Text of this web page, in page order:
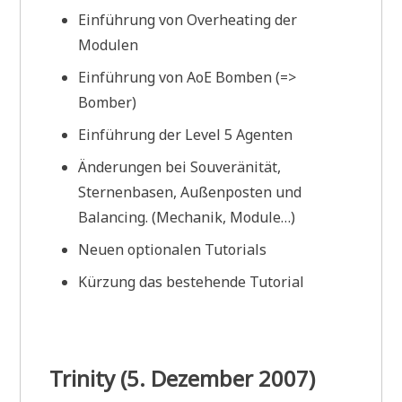
Einführung von Overheating der
Modulen
Einführung von AoE Bomben (=>
Bomber)
Einführung der Level 5 Agenten
Änderungen bei Souveränität,
Sternenbasen, Außenposten und
Balancing. (Mechanik, Module…)
Neuen optionalen Tutorials
Kürzung das bestehende Tutorial
Trinity (5. Dezember 2007)